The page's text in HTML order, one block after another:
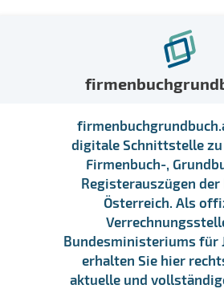
digitale Schnittstelle
Firmenbuch-,
Registerauszügen der
Österreich. Als
Bundesministeriums für
erhalten Sie hier
aktuelle und